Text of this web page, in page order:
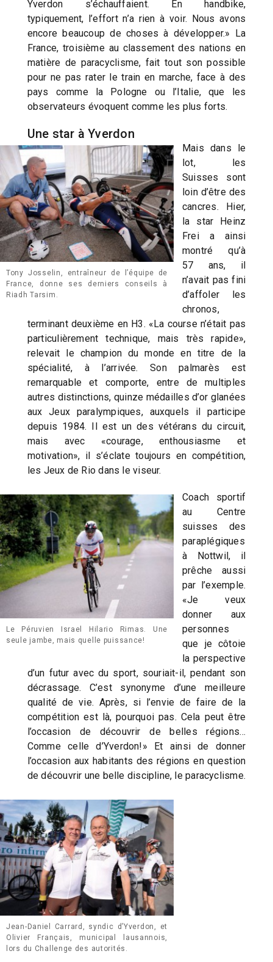
Yverdon s’échauffaient. En handbike,
typiquement, l’effort n’a rien à voir. Nous avons
encore beaucoup de choses à développer.» La
France, troisième au classement des nations en
matière de paracyclisme, fait tout son possible
pour ne pas rater le train en marche, face à des
pays comme la Pologne ou l’Italie, que les
observateurs évoquent comme les plus forts.
Une star à Yverdon
Tony Josselin, entraîneur de l’équipe de
France, donne ses derniers conseils à
Riadh Tarsim.
Mais dans le
lot, les
Suisses sont
loin d’être des
cancres. Hier,
la star Heinz
Frei a ainsi
montré qu’à
57 ans, il
n’avait pas fini
d’affoler les
chronos,
terminant deuxième en H3. «La course n’était pas
particulièrement technique, mais très rapide»,
relevait le champion du monde en titre de la
spécialité, à l’arrivée. Son palmarès est
remarquable et comporte, entre de multiples
autres distinctions, quinze médailles d’or glanées
aux Jeux paralympiques, auxquels il participe
depuis 1984. Il est un des vétérans du circuit,
mais avec «courage, enthousiasme et
motivation», il s’éclate toujours en compétition,
les Jeux de Rio dans le viseur.
Le Péruvien Israel Hilario Rimas. Une
seule jambe, mais quelle puissance!
Coach sportif
au Centre
suisses des
paraplégiques
à Nottwil, il
prêche aussi
par l’exemple.
«Je veux
donner aux
personnes
que je côtoie
la perspective
d’un futur avec du sport, souriait-il, pendant son
décrassage. C’est synonyme d’une meilleure
qualité de vie. Après, si l’envie de faire de la
compétition est là, pourquoi pas. Cela peut être
l’occasion de découvrir de belles régions…
Comme celle d’Yverdon!» Et ainsi de donner
l’occasion aux habitants des régions en question
de découvrir une belle discipline, le paracyclisme.
Jean-Daniel Carrard, syndic d’Yverdon, et
Olivier Français, municipal lausannois,
lors du Challenge des autorités.